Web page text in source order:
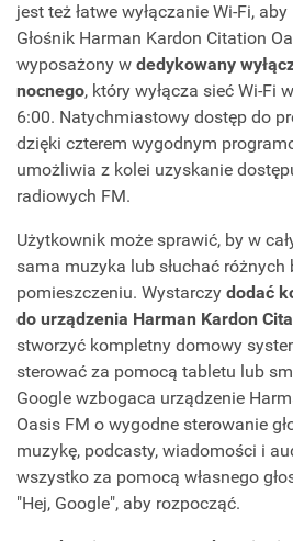
jest też łatwe wyłączanie Wi-Fi,
Głośnik Harman Kardon Citation
wyposażony w dedykowany
nocnego, który wyłącza sieć Wi-Fi
6:00. Natychmiastowy dostęp do
dzięki czterem wygodnym
umożliwia z kolei uzyskanie
radiowych FM.
Użytkownik może sprawić, by w
sama muzyka lub słuchać
pomieszczeniu. Wystarczy dodać
do urządzenia Harman Kardon
stworzyć kompletny domowy
sterować za pomocą tabletu lub
Google wzbogaca urządzenie
Oasis FM o wygodne sterowanie
muzykę, podcasty, wiadomości i
wszystko za pomocą własnego
"Hej, Google", aby rozpocząć.